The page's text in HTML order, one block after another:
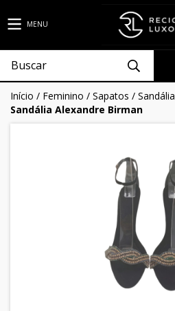
MENU
Início / Feminino / Sapatos / Sandália
Sandália Alexandre Birman